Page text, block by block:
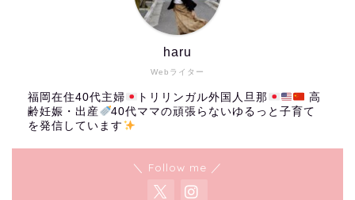
Webライター
haru
福岡在住40代主婦 トリリンガル外国人旦那
高
齢妊娠・出産
40代ママの頑張らないゆるっと子育て
を発信しています
＼ Follow me ／